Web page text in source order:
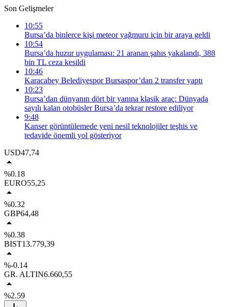
Son Gelişmeler
10:55
Bursa’da binlerce kişi meteor yağmuru için bir araya geldi
10:54
Bursa’da huzur uygulaması: 21 aranan şahıs yakalandı, 388
bin TL ceza kesildi
10:46
Karacabey Belediyespor Bursaspor’dan 2 transfer yaptı
10:23
Bursa’dan dünyanın dört bir yanına klasik araç: Dünyada
sayılı kalan otobüsler Bursa’da tekrar restore ediliyor
9:48
Kanser görüntülemede yeni nesil teknolojiler teşhis ve
tedavide önemli yol gösteriyor
USD47,74
%0.18
EURO55,25
%0.32
GBP64,48
%0.38
BIST13.779,39
%-0.14
GR. ALTIN6.660,55
%2.59